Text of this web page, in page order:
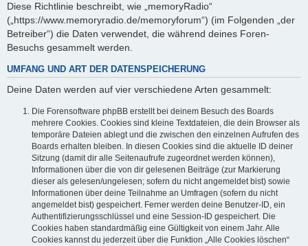
Diese Richtlinie beschreibt, wie „memoryRadio“
(„https://www.memoryradio.de/memoryforum“) (im Folgenden „der
Betreiber“) die Daten verwendet, die während deines Foren-
Besuchs gesammelt werden.
UMFANG UND ART DER DATENSPEICHERUNG
Deine Daten werden auf vier verschiedene Arten gesammelt:
Die Forensoftware phpBB erstellt bei deinem Besuch des Boards
mehrere Cookies. Cookies sind kleine Textdateien, die dein Browser als
temporäre Dateien ablegt und die zwischen den einzelnen Aufrufen des
Boards erhalten bleiben. In diesen Cookies sind die aktuelle ID deiner
Sitzung (damit dir alle Seitenaufrufe zugeordnet werden können),
Informationen über die von dir gelesenen Beiträge (zur Markierung
dieser als gelesen/ungelesen; sofern du nicht angemeldet bist) sowie
Informationen über deine Teilnahme an Umfragen (sofern du nicht
angemeldet bist) gespeichert. Ferner werden deine Benutzer-ID, ein
Authentifizierungsschlüssel und eine Session-ID gespeichert. Die
Cookies haben standardmäßig eine Gültigkeit von einem Jahr. Alle
Cookies kannst du jederzeit über die Funktion „Alle Cookies löschen“